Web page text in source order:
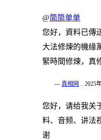
@简简单单
您好，資料已傳
大法修煉的機緣
緊時間修煉，真
--- 真相网 .. 2025
您好，请给我关
料、音频、讲法
谢